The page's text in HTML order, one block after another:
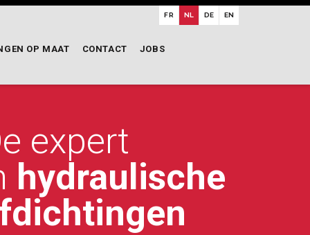
FR NL DE EN
OP MAAT CONTACT JOBS
expert
hydraulische